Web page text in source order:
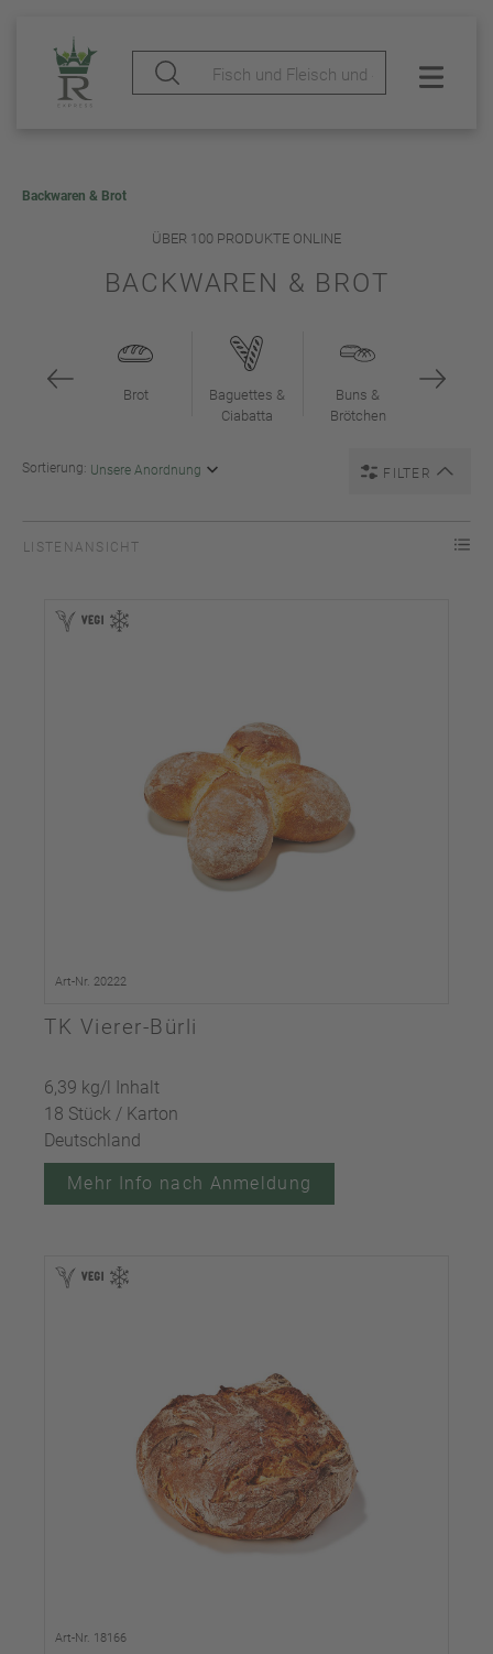
Backwaren & Brot
ÜBER 100 PRODUKTE ONLINE
BACKWAREN & BROT
Brot
Baguettes &
Ciabatta
Buns &
Brötchen
FILTER
Sortierung:
LISTENANSICHT
Art-Nr. 20222
TK Vierer-Bürli
6,39 kg/l Inhalt
18 Stück / Karton
Deutschland
Mehr Info nach Anmeldung
Art-Nr. 18166